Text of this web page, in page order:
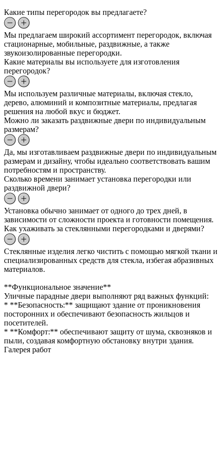
Какие типы перегородок вы предлагаете?
Мы предлагаем широкий ассортимент перегородок, включая
стационарные, мобильные, раздвижные, а также
звукоизолированные перегородки.
Какие материалы вы используете для изготовления
перегородок?
Мы используем различные материалы, включая стекло,
дерево, алюминий и композитные материалы, предлагая
решения на любой вкус и бюджет.
Можно ли заказать раздвижные двери по индивидуальным
размерам?
Да, мы изготавливаем раздвижные двери по индивидуальным
размерам и дизайну, чтобы идеально соответствовать вашим
потребностям и пространству.
Сколько времени занимает установка перегородки или
раздвижной двери?
Установка обычно занимает от одного до трех дней, в
зависимости от сложности проекта и готовности помещения.
Как ухаживать за стеклянными перегородками и дверями?
Стеклянные изделия легко чистить с помощью мягкой ткани и
специализированных средств для стекла, избегая абразивных
материалов.
**Функциональное значение**
Уличные парадные двери выполняют ряд важных функций:
* **Безопасность:** защищают здание от проникновения
посторонних и обеспечивают безопасность жильцов и
посетителей.
* **Комфорт:** обеспечивают защиту от шума, сквозняков и
пыли, создавая комфортную обстановку внутри здания.
Галерея работ